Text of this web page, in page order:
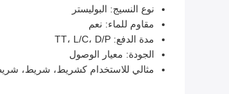
نوع النسيج: البوليستر
مقاوم للماء: نعم
مدة الدفع: TT، L/C، D/P
الجودة: معيار الوصول
مثالي للاستخدام كشريط، شريط،